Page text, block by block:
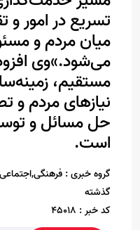
تسریع در امور و
میان مردم و
می‌شود.»وی
مستقیم،
نیازهای مردم و
حل مسائل و
است.
گروه خبری :
گذشته
کد خبر : 45018